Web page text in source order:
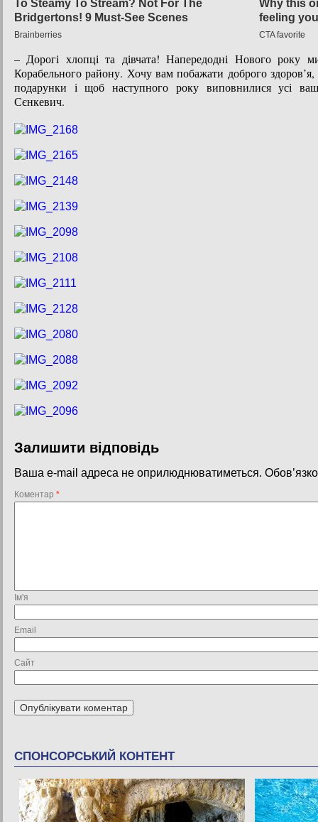
– Дорогі хлопці та дівчата! Напередодні Нового року
Корабельного району. Хочу вам побажати доброго
подарунки і щоб наступного року виповнилися усі
Сєнкевич.
Залишити відповідь
Ваша e-mail адреса не оприлюднюватиметься.
Коментар *
Ім'я
Email
Сайт